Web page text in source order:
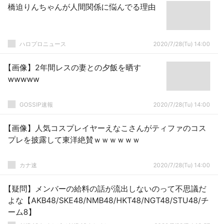
橋迫りんちゃんが人間関係に悩んでる理由
ハロプロニュース 2020/7/28(Tu) 14:00
【画像】2年間レスの妻との夕飯を晒す
wwwww
GOSSIP速報 2020/7/28(Tu) 14:00
【画像】人気コスプレイヤーえなこさんがティファのコス
プレを披露して東洋絶賛ｗｗｗｗｗｗ
カナ速 2020/7/28(Tu) 14:00
【疑問】メンバーの給料の話が流出しないのって不思議だ
よな【AKB48/SKE48/NMB48/HKT48/NGT48/STU48/チ
ーム8】